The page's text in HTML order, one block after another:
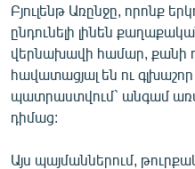
Բյուլենթ Առընջը, որոնք
ընդունելի լինեն
վերնախավի համար, քանի
հավատացյալ են ու գլխաշոր
պատրաստվում` անգամ
դիմաց:
Այս պայմաններում,